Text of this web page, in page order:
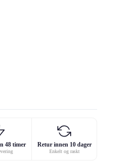
48 timer Retur innen 10 dager
Enkelt og raskt